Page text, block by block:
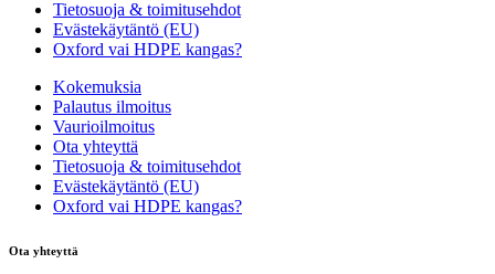
Tietosuoja & toimitusehdot
Evästekäytäntö (EU)
Oxford vai HDPE kangas?
Kokemuksia
Palautus ilmoitus
Vaurioilmoitus
Ota yhteyttä
Tietosuoja & toimitusehdot
Evästekäytäntö (EU)
Oxford vai HDPE kangas?
Ota yhteyttä